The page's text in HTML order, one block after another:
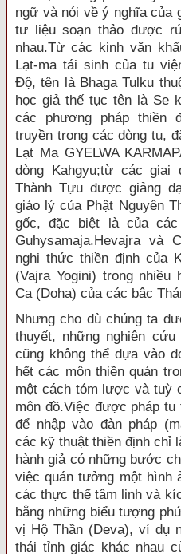
ngữ và nói về ý nghĩa của
tư liệu soạn thảo được
nhau.Từ các kinh văn
Lạt-ma tái sinh của tu
Ðộ, tên là Bhaga Tulku
học giả thế tục tên là Se
các phương pháp thiền
truyền trong các dòng tu,
Lạt Ma GYELWA
dòng Kahgyu;từ các
Thành Tựu được giảng
giáo lý của Phật Nguyên
gốc, đặc biệt là của các
Guhysamaja.Hevajra và
nghi thức thiền định của
(Vajra Yogini) trong
Ca (Doha) của các bậc
Nhưng cho dù chúng ta
thuyết, những nghiên
cũng không thể dựa vào
hết các môn thiền quán
một cách tóm lược và tuỳ
môn đồ.Việc được pháp
để nhập vào đàn pháp
các kỹ thuật thiền định chỉ
hành giả có những bước
việc quán tưởng một hình
các thực thể tâm linh và
bằng những biểu tượng
vị Hộ Thần (Deva), ví dụ
thái tỉnh giác khác nhau